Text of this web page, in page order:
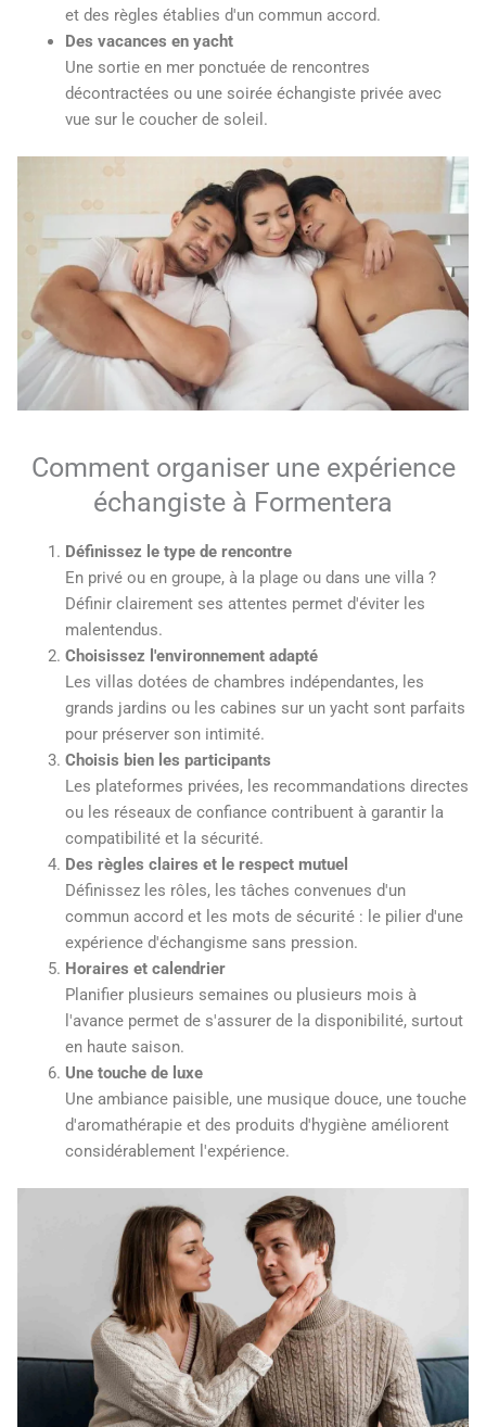
et des règles établies d'un commun accord.
Des vacances en yacht
Une sortie en mer ponctuée de rencontres
décontractées ou une soirée échangiste privée avec
vue sur le coucher de soleil.
Comment organiser une expérience
échangiste à Formentera
Définissez le type de rencontre
En privé ou en groupe, à la plage ou dans une villa ?
Définir clairement ses attentes permet d'éviter les
malentendus.
Choisissez l'environnement adapté
Les villas dotées de chambres indépendantes, les
grands jardins ou les cabines sur un yacht sont parfaits
pour préserver son intimité.
Choisis bien les participants
Les plateformes privées, les recommandations directes
ou les réseaux de confiance contribuent à garantir la
compatibilité et la sécurité.
Des règles claires et le respect mutuel
Définissez les rôles, les tâches convenues d'un
commun accord et les mots de sécurité : le pilier d'une
expérience d'échangisme sans pression.
Horaires et calendrier
Planifier plusieurs semaines ou plusieurs mois à
l'avance permet de s'assurer de la disponibilité, surtout
en haute saison.
Une touche de luxe
Une ambiance paisible, une musique douce, une touche
d'aromathérapie et des produits d'hygiène améliorent
considérablement l'expérience.